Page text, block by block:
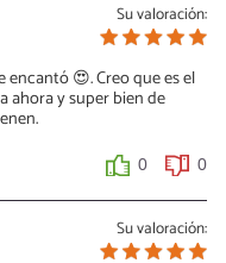
Su valoración:
😍. Creo que es el
ahora y super bien de
0 0
Su valoración: